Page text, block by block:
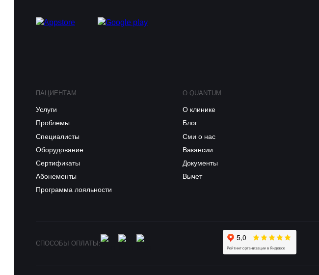
ПАЦИЕНТАМ
Услуги
Проблемы
Специалисты
Оборудование
Сертификаты
Абонементы
Программа лояльности
О QUANTUM
О клинике
Блог
Сми о нас
Вакансии
Документы
Вычет
СПОСОБЫ ОПЛАТЫ: